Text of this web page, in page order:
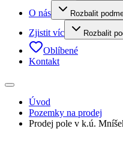
O nás Rozbalit
Zjistit víc Rozbalit
Oblíbené
Kontakt
Úvod
Pozemky na prodej
Prodej pole v k.ú.